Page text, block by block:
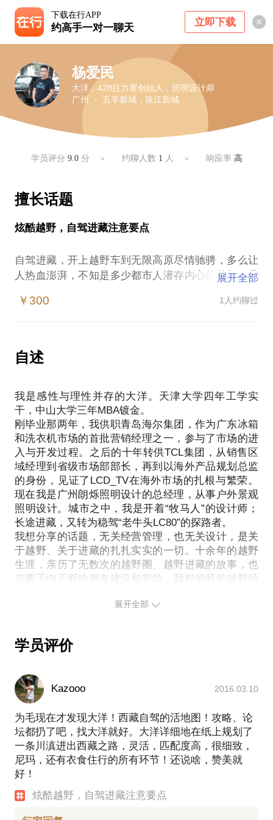
下载在行APP
约高手一对一聊天 立即下载
杨爱民
大洋，428拉力赛创始人，照明设计师
广州 ・ 五羊新城，珠江新城
学员评分 9.0分 约聊人数 1 人 响应率 高
擅长话题
炫酷越野，自驾进藏注意要点
自驾进藏，开上越野车到无限高原尽情驰骋，多么让
人热血澎湃，不知是多少都市人潜存内心的梦想！是
进藏旅游要注意哪些要点，西藏“阿里大北线”自驾的
高原拉力赛”开始，自驾进藏，开着越野车在海拔4000
米以上的青藏高原进行的疯狂越野盛宴改变了我的人
我爱越野车，从刚会开车的切诺基开始，到00年代升
级玩经典的丰田陆地巡洋舰LC80，再到几年前新添
的“JEEP牧马人RUBINCON”。从早的“刨坑”、上山下
河、丛林穿越，再到组织“428”，从危险的“川藏北
线”到无人区的“阿里大北线”。最多的时候，参加428
的队伍多达60多辆进藏赛车，场面堪比盛事，平时也
不乏陪同志趣相投的商业车队进藏旅游。
很多人选择自驾进藏，很多人向往“阿里大北线”自
驾，可是太多人经验不足、准备不足，非常容易出危
险，我希望以自己的经历与经验与所有爱生活、爱越
野、向往自驾进藏的新人老手们分享，让越野进藏达
到安全与精彩的双赢!我的分享内容包含但不限于：
越野车选择及改装帮助；
西藏尤其是“阿里地区”自驾旅游的帮助。
展开全部
￥300 1人约聊过
自述
我是感性与理性并存的大洋。天津大学四年工学实
干，中山大学三年MBA镀金。
刚毕业那两年，我供职青岛海尔集团，作为广东冰箱
和洗衣机市场的首批营销经理之一，参与了市场的进
入与开发过程。之后的十年转供TCL集团，从销售区
域经理到省级市场部部长，再到以海外产品规划总监
的身份，见证了LCD_TV在海外市场的扎根与繁荣。
现在我是广州朗烁照明设计的总经理，从事户外景观
照明设计。城市之中，我是开着“牧马人”的设计师；
长途进藏，又转为稳驾“老牛头LC80”的探路者。
我想分享的话题，无关经营管理，也无关设计，是关
于越野、关于进藏的扎扎实实的一切。十余年的越野
生涯，亲历了无数次的越野圈、越野进藏的故事，也
在圈子内不断给朋友建议和帮助。我想把我的越野经
野、西藏自驾生活更加安全和更加精彩。
盛宴改变了我的人生轨迹！我正式加入“428”并成为成
洋”为名，带领团队打造这个“世界上海拔最高的汽车
赛事”，直到第十届428，中国车王“卢宁军”掌舵，将
428拉力赛提升为中汽联赛事范畴。十年自驾越野车
进藏，五年红酒咖啡馆，因为喜欢，便有了无限激情
与兴致。
我钟爱越野车，从刚会开车的切诺基开始，到00年代
升级玩经典的丰田陆地巡洋舰LC80，再到几年前新添
的“JEEP牧马人RUBINCON”。从早期的“刨坑”、上山
下河、丛林穿越，再到组织“428”，从危险的“川藏北
线”到无人区的“阿里大北线”。最多的时候，参加428
的队伍多达60多辆进藏赛车，场面堪比盛事，平时也
展开全部
学员评价
Kazooo 2016.03.10
为毛现在才发现大洋！西藏自驾的活地图！攻略、论
坛都扔了吧，找大洋就好。大洋详细地在纸上规划了
一条川滇进出西藏之路，灵活，匹配度高，很细致，
尼玛，还有衣食住行的所有环节！还说啥，赞美就
好！
炫酷越野，自驾进藏注意要点